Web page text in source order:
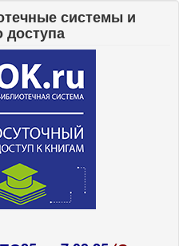
системы и
доступа